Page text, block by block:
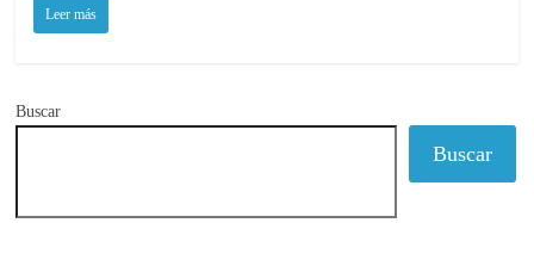
Leer más
Buscar
Buscar